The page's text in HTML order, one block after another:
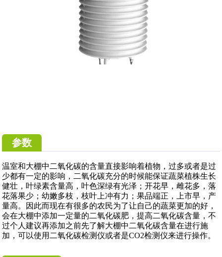
参数
温室和大棚中二氧化碳的含量直接影响着植物，过多或者是过
少都有一定的影响，二氧化碳充分的时候能保证蔬菜植株生长
健壮，叶绿素含量高，叶色深绿有光泽；开花早，雌花多，落
花落果少；幼嫩多枝，枝叶上冲有力；果品端正，上市早，产
量高。因此而现在有很多的农民为了让自己的蔬菜更加的好，
会在大棚中添加一定量的二氧化碳肥，提高二氧化碳含量，不
过个人建议再添加之前先了解大棚中二氧化碳含量在进行施
加，可以使用二氧化碳检测仪或者是CO2检测仪来进行操作。